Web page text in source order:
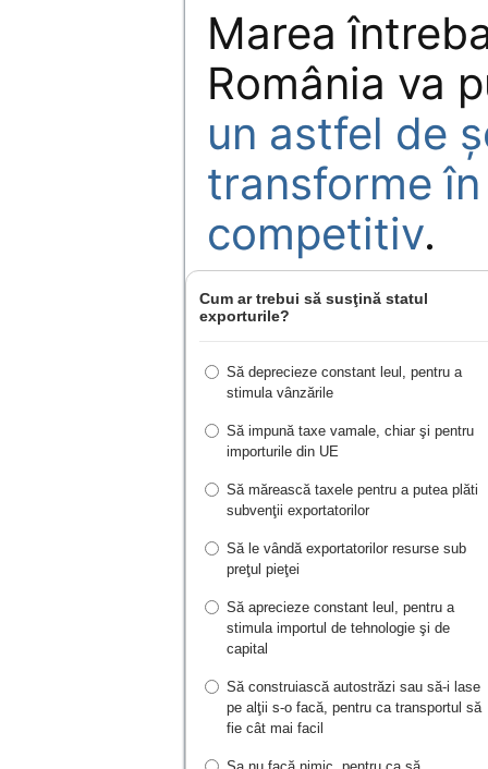
Marea
România va
un astfel de
transforme
competitiv.
Cum ar trebui să susţină statul
exporturile?
Să deprecieze constant leul, pentru a
stimula vânzările
Să impună taxe vamale, chiar şi pentru
importurile din UE
Să mărească taxele pentru a putea plăti
subvenţii exportatorilor
Să le vândă exportatorilor resurse sub
preţul pieţei
Să aprecieze constant leul, pentru a
stimula importul de tehnologie şi de
capital
Să construiască autostrăzi sau să-i lase
pe alţii s-o facă, pentru ca transportul să
fie cât mai facil